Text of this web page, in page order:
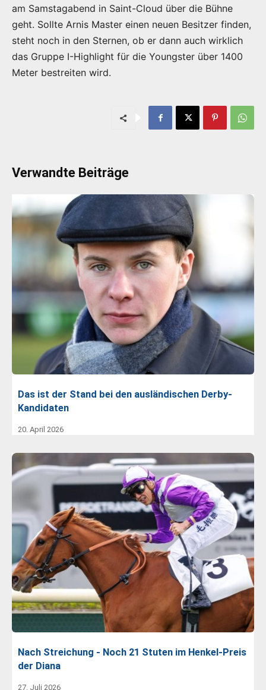
am Samstagabend in Saint-Cloud über die Bühne
geht. Sollte Arnis Master einen neuen Besitzer finden,
steht noch in den Sternen, ob er dann auch wirklich
das Gruppe I-Highlight für die Youngster über 1400
Meter bestreiten wird.
Verwandte Beiträge
Das ist der Stand bei den ausländischen Derby-
Kandidaten
20. April 2026
Nach Streichung - Noch 21 Stuten im Henkel-Preis
der Diana
27. Juli 2026